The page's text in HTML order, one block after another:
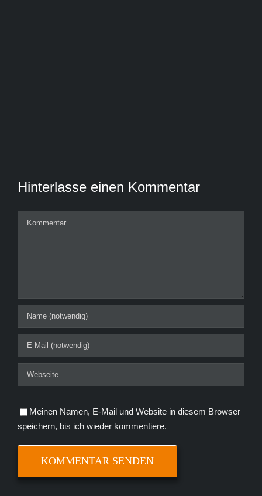
Hinterlasse einen Kommentar
Kommentar
Meinen Namen, E-Mail und Website in diesem Browser
speichern, bis ich wieder kommentiere.